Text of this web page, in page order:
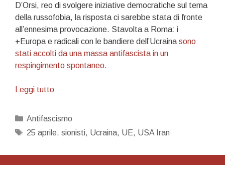
D’Orsi, reo di svolgere iniziative democratiche sul tema
della russofobia, la risposta ci sarebbe stata di fronte
all’ennesima provocazione. Stavolta a Roma: i
+Europa e radicali con le bandiere dell’Ucraina sono
stati accolti da una massa antifascista in un
respingimento spontaneo.
Leggi tuttoSul
la
Categorie
Antifascismo
Tag
25 aprile, sionisti, Ucraina, UE, USA Iran